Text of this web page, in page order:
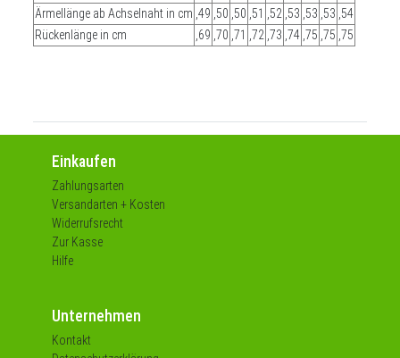
Ärmellänge ab Achselnaht in cm ,49 ,50 ,50 ,51 ,52 ,53 ,53 ,53 ,54
Rückenlänge in cm
,69 ,70 ,71 ,72 ,73 ,74 ,75 ,75 ,75
Einkaufen
Zahlungsarten
Versandarten + Kosten
Widerrufsrecht
Zur Kasse
Hilfe
Unternehmen
Kontakt